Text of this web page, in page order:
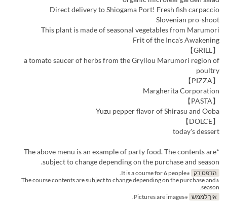
Direct delivery to Shiogama Port! Fresh fish carpaccio
Slovenian pro-shoot
This plant is made of seasonal vegetables from Marumori
Frit of the Inca's Awakening
【GRILL】
a tomato saucer of herbs from the Gryllou Marumori region of
poultry
【PIZZA】
Margherita Corporation
【PASTA】
Yuzu pepper flavor of Shirasu and Ooba
【DOLCE】
today's dessert
*The above menu is an example of party food. The contents are
subject to change depending on the purchase and season.
הדפס דק ※It is a course for 6 people.
※The course contents are subject to change depending on the purchase and
season.
איך לממש ※Pictures are images.